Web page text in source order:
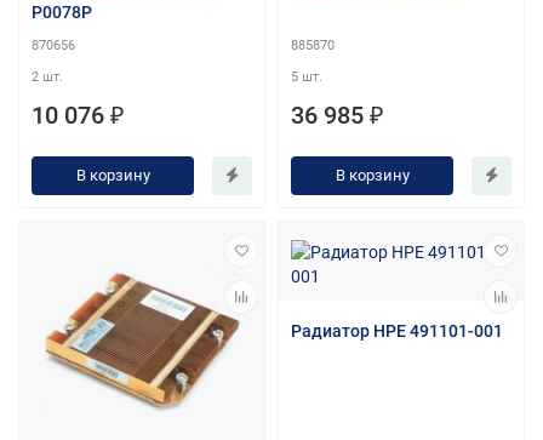
P0078P
870656
2 шт.
10 076 ₽
В корзину
885870
5 шт.
36 985 ₽
В корзину
Радиатор HPE 491101-001